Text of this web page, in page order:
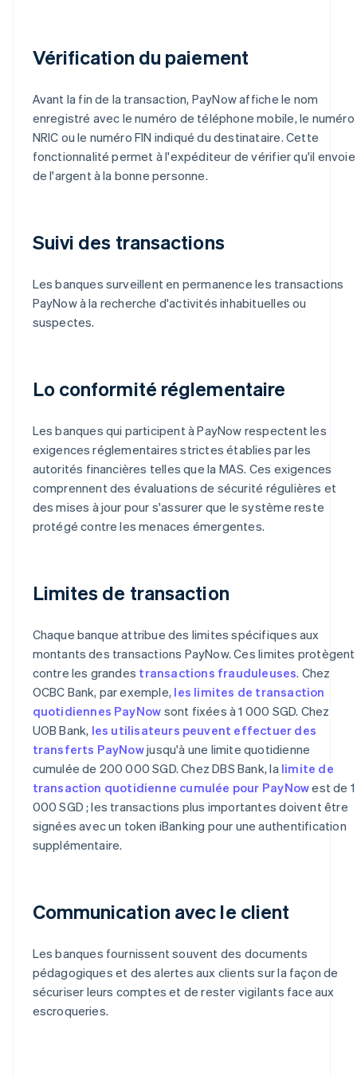
Vérification du paiement
Avant la fin de la transaction, PayNow affiche le nom
enregistré avec le numéro de téléphone mobile, le numéro
NRIC ou le numéro FIN indiqué du destinataire. Cette
fonctionnalité permet à l'expéditeur de vérifier qu'il envoie
de l'argent à la bonne personne.
Suivi des transactions
Les banques surveillent en permanence les transactions
PayNow à la recherche d'activités inhabituelles ou
suspectes.
Lo conformité réglementaire
Les banques qui participent à PayNow respectent les
exigences réglementaires strictes établies par les
autorités financières telles que la MAS. Ces exigences
comprennent des évaluations de sécurité régulières et
des mises à jour pour s'assurer que le système reste
protégé contre les menaces émergentes.
Limites de transaction
Chaque banque attribue des limites spécifiques aux
montants des transactions PayNow. Ces limites protègent
contre les grandes transactions frauduleuses. Chez
OCBC Bank, par exemple, les limites de transaction
quotidiennes PayNow sont fixées à 1 000 SGD. Chez
UOB Bank, les utilisateurs peuvent effectuer des
transferts PayNowjusqu'à une limite quotidienne
cumulée de 200 000 SGD. Chez DBS Bank, la limite de
transaction quotidienne cumulée pour PayNowest de 1
000 SGD ; les transactions plus importantes doivent être
signées avec un token iBanking pour une authentification
supplémentaire.
Communication avec le client
Les banques fournissent souvent des documents
pédagogiques et des alertes aux clients sur la façon de
sécuriser leurs comptes et de rester vigilants face aux
escroqueries.